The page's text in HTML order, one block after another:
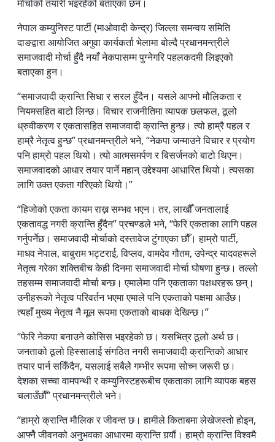
मोर्चाको तयारी भइरहेको बताएका छन।
नेपाल कम्युनिस्ट पार्टी (माओवादी केन्द्र) जिल्ला समन्वय समिति
दाङद्वारा आयोजित अगुवा कार्यकर्ता भेलामा बोल्दै प्रधानमन्त्रीले
समाजवादी मोर्चा हुँदै नयाँ नेकपासम्म पुग्नेगरि पहलकदमी लिइएको
बताएका हुन।
“समाजवादी क्रान्ति सिधा र सरल हुँदैन। यसले आफ्नो मौलिकता र
नियमसहित बाटो लिन्छ। विचार राजनीतिमा व्यापक छलफल, ठूलो
ध्रुवीकरण र एकतासहित समाजवादी क्रान्ति हुन्छ। त्यो हाम्रै पहल र
हाम्रै नेतृत्व हुन्छ” प्रधानमन्त्रीले भने, “नेकपा जन्माउने विचार र प्रयोग
पनि हाम्रो पहल थियो। त्यो आत्मसमर्पण र बिसर्जनको बाटो थिएन।
समाजवादको आधार तयार पार्ने महान् उद्देश्यमा आधारित थियो। त्यसका
लागि उक्त एकता गरिएको थियो।”
“हिजोको एकता कायम राख्न सम्भव भएन। तर, लाखौँ जनतालाई
एकतावद्ध नगरी क्रान्ति हुँदैन” प्रचण्डले भने, “फेरि एकताका लागि पहल
गर्नुपर्नेछ। समाजवादी मोर्चाको दस्तावेज टुंगाएका छौँ। हाम्रो पार्टी,
माधव नेपाल, बाबुराम भट्टराई, विप्लव, वामदेव गौतम, उपेन्द्र यादवहरूले
नेतृत्व गरेका शक्तिबीच केही दिनमा समाजवादी मोर्चा घोषणा हुन्छ। तल्लो
तहसम्म समाजवादी मोर्चा बन्छ। एमालेमा पनि एकताका पक्षधरहरू छन्।
उनीहरूको नेतृत्व परिवर्तन भएमा एमाले पनि एकताको पक्षमा आउँछ।
त्यहाँ मुख्य नेतृत्व नै मूल रूपमा एकताको बाधक देखिन्छ।”
“फेरि नेकपा बनाउने कोसिस भइरहेको छ। यसभित्र ठूलो अर्थ छ।
जनताको ठूलो हिस्सालाई संगठित नगरी समाजवादी क्रान्तिको आधार
तयार पार्न सकिँदैन, यसलाई सबैलेे गम्भीर रूपमा सोच्न जरूरी छ।
देशका सच्चा वामपन्थी र कम्युनिस्टहरूबीच एकताका लागि व्यापक बहस
चलाउँछौँ” प्रधानमन्त्रीले भने।
“हाम्रो क्रान्ति मौलिक र जीवन्त छ। हामीले किताबमा लेखेजस्तो होइन,
आफ्नैे जीवनको अनुभवका आधारमा क्रान्ति गर्‍यौं। हाम्रो क्रान्ति विश्वमै